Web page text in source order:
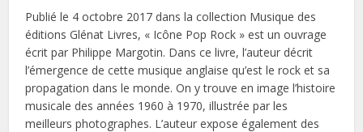
Publié le 4 octobre 2017 dans la collection Musique des
éditions Glénat Livres, « Icône Pop Rock » est un ouvrage
écrit par Philippe Margotin. Dans ce livre, l’auteur décrit
l’émergence de cette musique anglaise qu’est le rock et sa
propagation dans le monde. On y trouve en image l’histoire
musicale des années 1960 à 1970, illustrée par les
meilleurs photographes. L’auteur expose également des